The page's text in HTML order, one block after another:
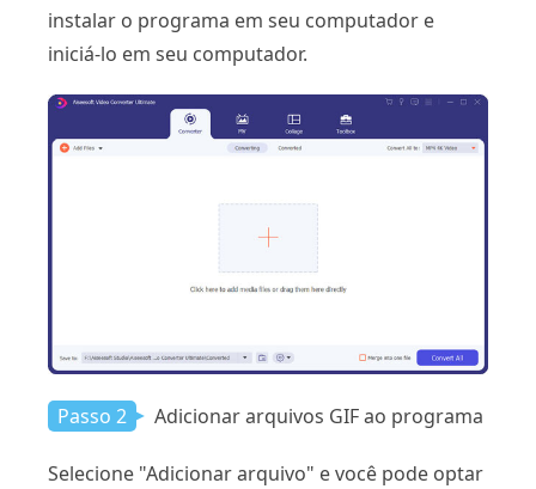
instalar o programa em seu computador e
iniciá-lo em seu computador.
Passo 2 Adicionar arquivos GIF ao programa
Selecione "Adicionar arquivo" e você pode optar